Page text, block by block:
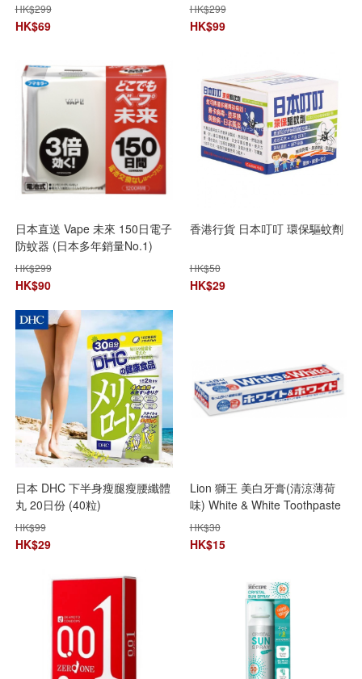
HK$299
HK$69
HK$299
HK$99
日本直送 Vape 未來 150日電子
防蚊器 (日本多年銷量No.1)
HK$299
HK$90
香港行貨 日本叮叮 環保驅蚊劑
HK$50
HK$29
日本 DHC 下半身瘦腿瘦腰纖體
丸 20日份 (40粒)
HK$99
HK$29
Lion 獅王 美白牙膏(清涼薄荷
味) White & White Toothpaste
HK$30
HK$15